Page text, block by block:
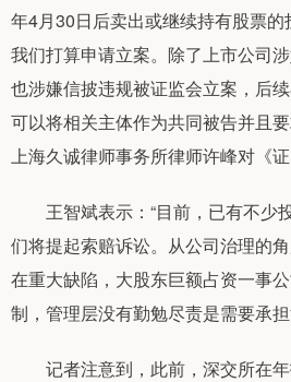
年4月30日后卖出或继续持有股票
我们打算申请立案。除了上市公司
也涉嫌信披违规被证监会立案，后
可以将相关主体作为共同被告并且
上海久诚律师事务所律师许峰对《证
王智斌表示：“目前，已有不少
们将提起索赔诉讼。从公司治理的
在重大缺陷，大股东巨额占资一事
制，管理层没有勤勉尽责是需要承
记者注意到，此前，深交所在年